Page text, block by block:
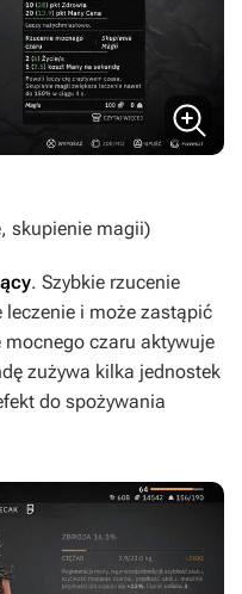
skupienie magii)
. Szybkie rzucenie
i może zastąpić
czaru aktywuje
zużywa kilka jednostek
do spożywania